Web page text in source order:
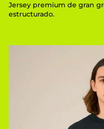
Jersey premium de gran
estructurado.